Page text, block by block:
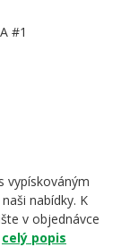
vypískováným
nabídky. K
v objednávce
celý popis